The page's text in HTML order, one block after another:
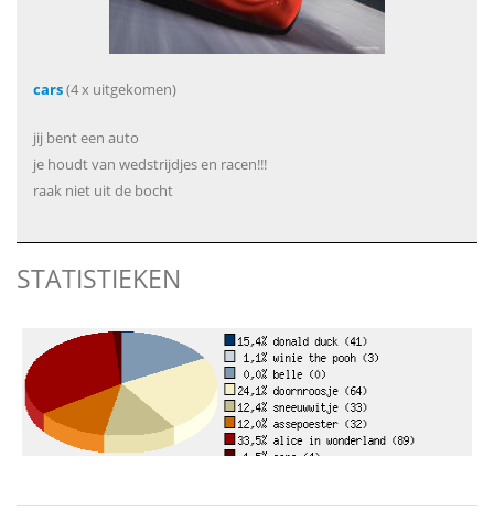
cars(4 x uitgekomen)
jij bent een auto
je houdt van wedstrijdjes en racen!!!
raak niet uit de bocht
STATISTIEKEN